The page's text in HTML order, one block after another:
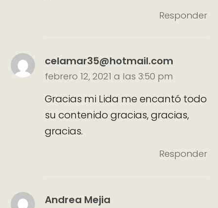
Responder
celamar35@hotmail.com
febrero 12, 2021 a las 3:50 pm
Gracias mi Lida me encantó todo
su contenido gracias, gracias,
gracias.
Responder
Andrea Mejia